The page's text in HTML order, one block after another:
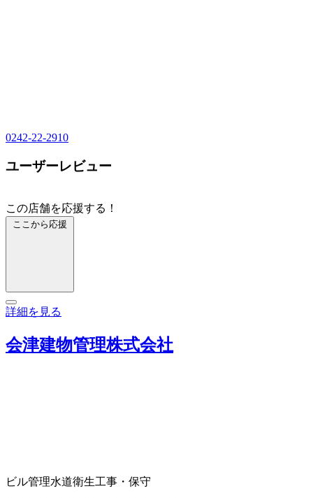
0242-22-2910
ユーザーレビュー
この店舗を応援する！
ここから応援
詳細を見る
会津建物管理株式会社
ビル管理水道衛生工事・保守